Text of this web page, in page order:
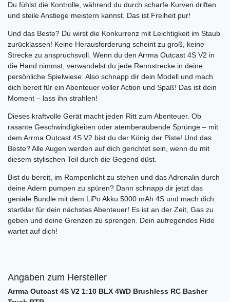
Du fühlst die Kontrolle, während du durch scharfe Kurven driften
und steile Anstiege meistern kannst. Das ist Freiheit pur!
Und das Beste? Du wirst die Konkurrenz mit Leichtigkeit im Staub
zurücklassen! Keine Herausforderung scheint zu groß, keine
Strecke zu anspruchsvoll. Wenn du den Arrma Outcast 4S V2 in
die Hand nimmst, verwandelst du jede Rennstrecke in deine
persönliche Spielwiese. Also schnapp dir dein Modell und mach
dich bereit für ein Abenteuer voller Action und Spaß! Das ist dein
Moment – lass ihn strahlen!
Dieses kraftvolle Gerät macht jeden Ritt zum Abenteuer. Ob
rasante Geschwindigkeiten oder atemberaubende Sprünge – mit
dem Arrma Outcast 4S V2 bist du der König der Piste! Und das
Beste? Alle Augen werden auf dich gerichtet sein, wenn du mit
diesem stylischen Teil durch die Gegend düst.
Bist du bereit, im Rampenlicht zu stehen und das Adrenalin durch
deine Adern pumpen zu spüren? Dann schnapp dir jetzt das
geniale Bundle mit dem LiPo Akku 5000 mAh 4S und mach dich
startklar für dein nächstes Abenteuer! Es ist an der Zeit, Gas zu
geben und deine Grenzen zu sprengen. Dein aufregendes Ride
wartet auf dich!
Angaben zum Hersteller
Arrma Outcast 4S V2 1:10 BLX 4WD Brushless RC Basher